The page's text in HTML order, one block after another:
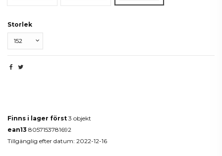
Storlek
Finns i lager först 3 objekt
ean13 8057153781692
Tillgänglig efter datum: 2022-12-16